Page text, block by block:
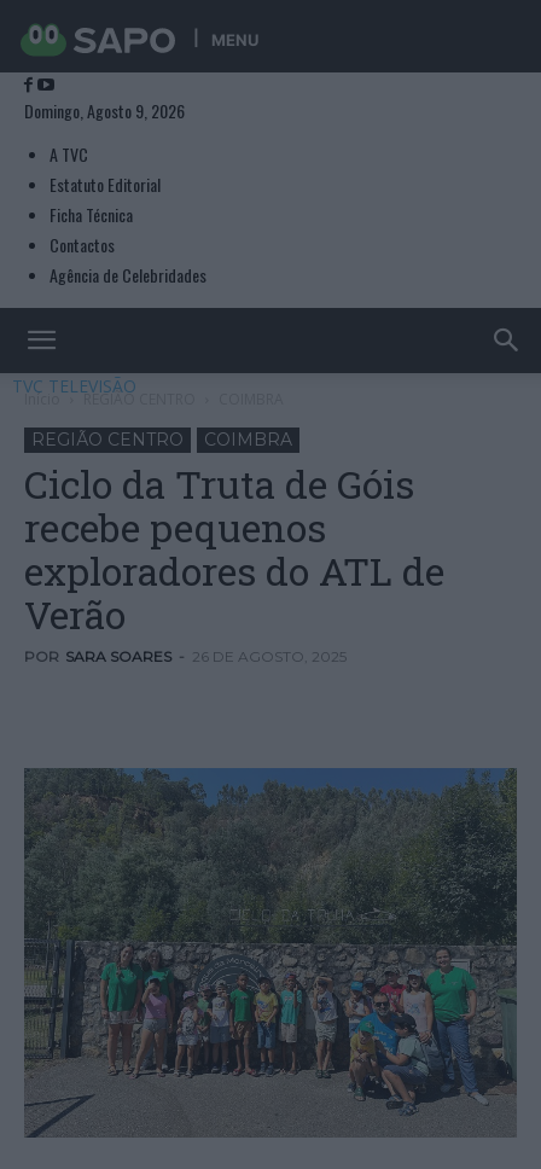
MENU
Domingo, Agosto 9, 2026
A TVC
Estatuto Editorial
Ficha Técnica
Contactos
Agência de Celebridades
TVC TELEVISÃO
Início REGIÃO CENTRO
REGIÃO CENTRO COIMBRA
Ciclo da Truta de Góis
recebe pequenos
exploradores do ATL de
Verão
POR SARA SOARES - 26 DE AGOSTO, 2025